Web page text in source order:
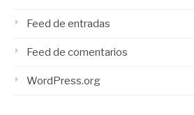
Feed de entradas
Feed de comentarios
WordPress.org